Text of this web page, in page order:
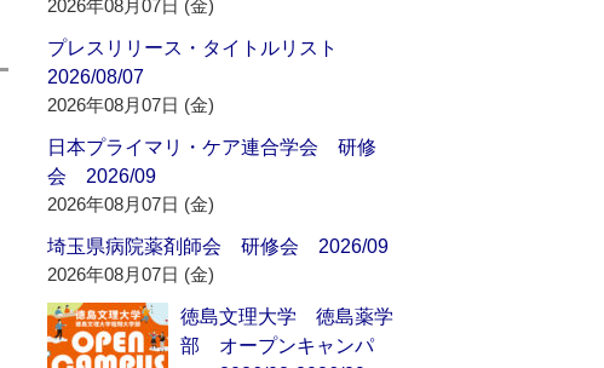
2026年08月07日 (金)
プレスリリース・タイトルリスト
2026/08/07
2026年08月07日 (金)
日本プライマリ・ケア連合学会 研修
会 2026/09
2026年08月07日 (金)
埼玉県病院薬剤師会 研修会 2026/09
2026年08月07日 (金)
徳島文理大学 徳島薬学
部 オープンキャンパ